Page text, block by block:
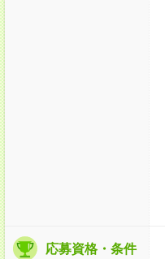
応募資格・条件